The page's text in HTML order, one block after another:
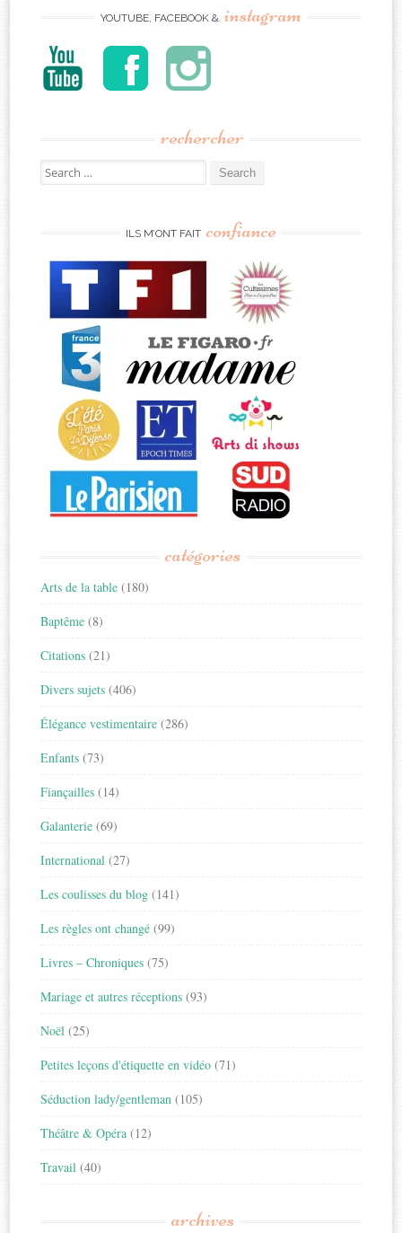
YOUTUBE, FACEBOOK & instagram
rechercher
Search
for:
ILS M’ONT FAIT confiance
catégories
Arts de la table (180)
Baptême (8)
Citations (21)
Divers sujets (406)
Élégance vestimentaire (286)
Enfants (73)
Fiançailles (14)
Galanterie (69)
International (27)
Les coulisses du blog (141)
Les règles ont changé (99)
Livres – Chroniques (75)
Mariage et autres réceptions (93)
Noël (25)
Petites leçons d'étiquette en vidéo (71)
Séduction lady/gentleman (105)
Théâtre & Opéra (12)
Travail (40)
archives